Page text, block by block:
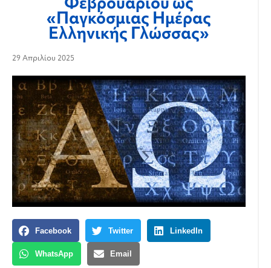
«Παγκόσμιας Ημέρας
Ελληνικής Γλώσσας»
29 Απριλίου 2025
Facebook Twitter LinkedIn
WhatsApp Email